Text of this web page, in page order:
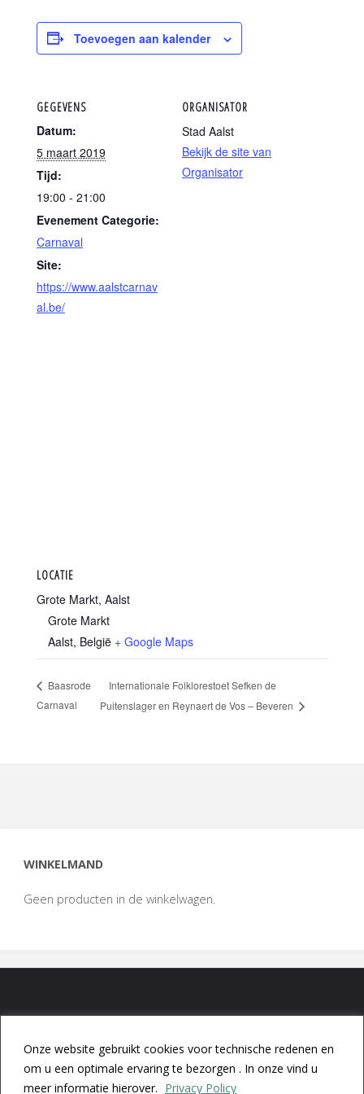
Onze website gebruikt cookies voor technische redenen en
om u een optimale ervaring te bezorgen . In onze vind u
meer informatie hierover. Privacy Policy
Toevoegen aan kalender
GEGEVENS
Datum:
5 maart 2019
Tijd:
19:00 - 21:00
Evenement Categorie:
Carnaval
Site:
https://www.aalstcarnav
al.be/
ORGANISATOR
Stad Aalst
Bekijk de site van
Organisator
LOCATIE
Grote Markt, Aalst
Grote Markt
Aalst, België + Google Maps
Baasrode
Carnaval
Internationale Folklorestoet Sefken de
Puitenslager en Reynaert de Vos – Beveren
WINKELMAND
Geen producten in de winkelwagen.
© 2019 Flemish Caledonian Pipes & Drums "Clan MacKenzie" vzw
Privacy Policy